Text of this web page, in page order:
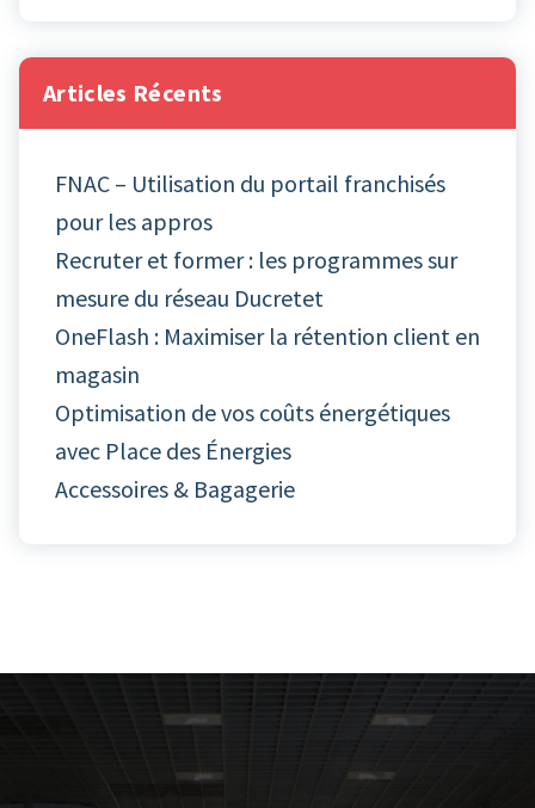
Articles Récents
FNAC – Utilisation du portail franchisés
pour les appros
Recruter et former : les programmes sur
mesure du réseau Ducretet
OneFlash : Maximiser la rétention client en
magasin
Optimisation de vos coûts énergétiques
avec Place des Énergies
Accessoires & Bagagerie